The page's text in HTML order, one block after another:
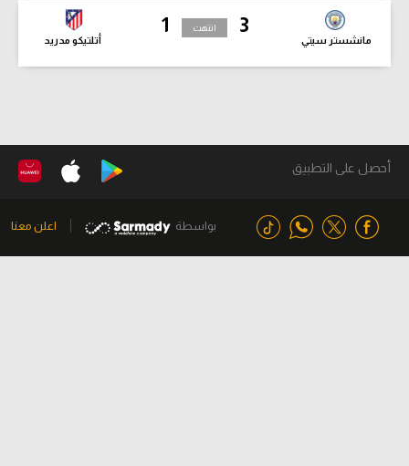
3
مانشستر سيتي
1
أتلتيكو مدريد
انتهت
أحصل على التطبيق
بواسطة اعلن معنا